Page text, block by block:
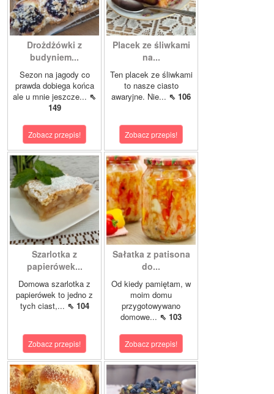
Drożdżówki z
budyniem...
Sezon na jagody co
prawda dobiega końca
ale u mnie jeszcze... ⇖
149
Zobacz przepis!
Placek ze śliwkami
na...
Ten placek ze śliwkami
to nasze ciasto
awaryjne. Nie... ⇖ 106
Zobacz przepis!
Szarlotka z
papierówek...
Domowa szarlotka z
papierówek to jedno z
tych ciast,... ⇖ 104
Zobacz przepis!
Sałatka z patisona
do...
Od kiedy pamiętam, w
moim domu
przygotowywano
domowe... ⇖ 103
Zobacz przepis!